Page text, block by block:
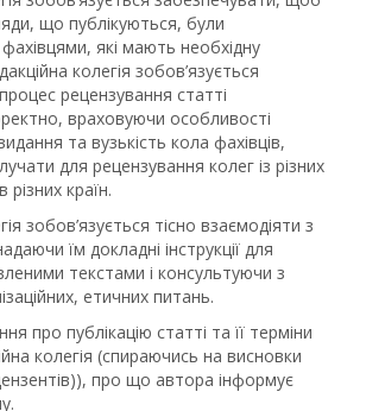
що публікуються, були
які мають необхідну
колегія зобов’язується
рецензування статті
враховуючи особливості
та вузькість кола фахівців,
для рецензування колег із різних
різних країн.
зобов’язується тісно взаємодіяти з
їм докладні інструкції для
текстами і консультуючи з
етичних питань.
про публікацію статті та її терміни
колегія (спираючись на висновки
про що автора інформує